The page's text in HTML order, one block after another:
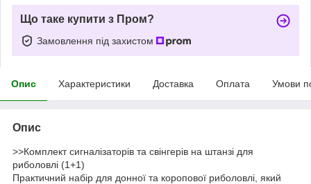
Що таке купити з Пром?
Замовлення під захистом
Опис Характеристики Доставка Оплата Умови
Опис
>>Комплект сигналізаторів та свінгерів на штанзі для
риболовлі (1+1)
Практичний набір для донної та коропової риболовлі, який